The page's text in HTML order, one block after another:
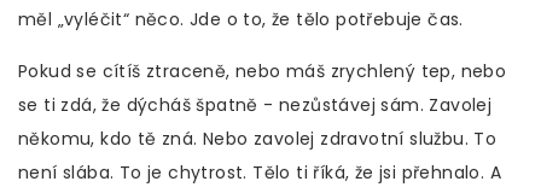
měl „vyléčit“ něco. Jde o to, že tělo potřebuje čas.
Pokud se cítíš ztraceně, nebo máš zrychlený tep, nebo
se ti zdá, že dýcháš špatně - nezůstávej sám. Zavolej
někomu, kdo tě zná. Nebo zavolej zdravotní službu. To
není slába. To je chytrost. Tělo ti říká, že jsi přehnalo. A